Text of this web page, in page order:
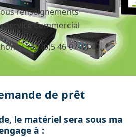
renseignements
Commercial
: +33 (0)5 46 07 44 40.
de prêt
le matériel sera sous ma
à :